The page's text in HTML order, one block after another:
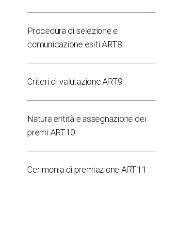
Prenota il tuo spazio
Procedura di selezione e
comunicazione esiti ART.8
Criteri di valutazione ART.9
Natura entità e assegnazione dei
premi ART.10
Cerimonia di premiazione ART.11